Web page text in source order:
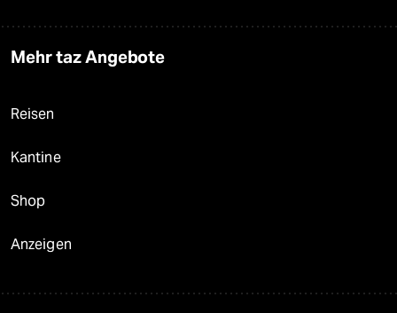
Mehr taz Angebote
Reisen
Kantine
Shop
Anzeigen